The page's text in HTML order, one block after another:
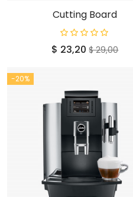
Cutting Board
Prijs
$ 23,20 Normale
$ 29,00
-20%